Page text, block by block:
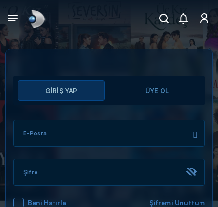
Arama
ARAMA SONUÇLARI
GİRİŞ YAP ÜYE OL
E-Posta
Şifre
Beni Hatırla Şifremi Unuttum